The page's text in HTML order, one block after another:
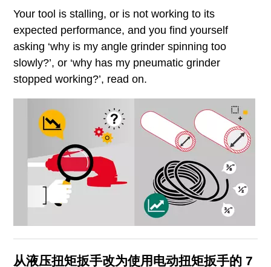
Your tool is stalling, or is not working to its
expected performance, and you find yourself
asking ‘why is my angle grinder spinning too
slowly?’, or ‘why has my pneumatic grinder
stopped working?’, read on.
从液压扭矩扳手改为使用电动扭矩扳手的 7